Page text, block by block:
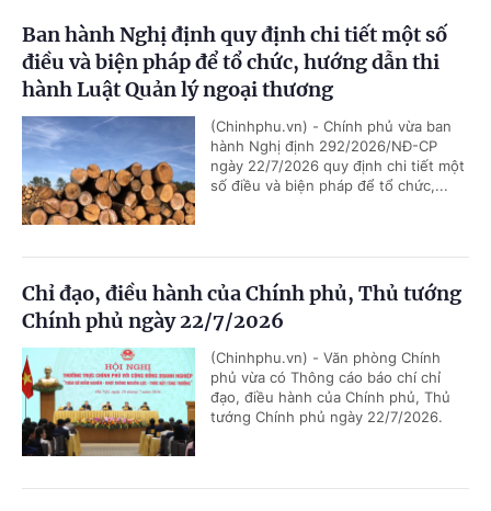
Ban hành Nghị định quy định chi tiết một số
điều và biện pháp để tổ chức, hướng dẫn thi
hành Luật Quản lý ngoại thương
(Chinhphu.vn) - Chính phủ vừa ban
hành Nghị định 292/2026/NĐ-CP
ngày 22/7/2026 quy định chi tiết một
số điều và biện pháp để tổ chức,...
Chỉ đạo, điều hành của Chính phủ, Thủ tướng
Chính phủ ngày 22/7/2026
(Chinhphu.vn) - Văn phòng Chính
phủ vừa có Thông cáo báo chí chỉ
đạo, điều hành của Chính phủ, Thủ
tướng Chính phủ ngày 22/7/2026.